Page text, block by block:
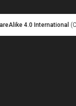
4.0 International